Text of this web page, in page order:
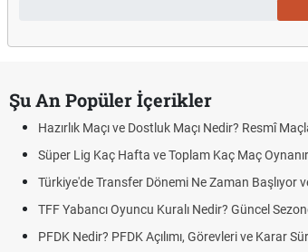
Şu An Popüler İçerikler
Hazırlık Maçı ve Dostluk Maçı Nedir? Resmî
Süper Lig Kaç Hafta ve Toplam Kaç Maç
Türkiye'de Transfer Dönemi Ne Zaman Başlıyor
TFF Yabancı Oyuncu Kuralı Nedir? Güncel
PFDK Nedir? PFDK Açılımı, Görevleri ve Karar